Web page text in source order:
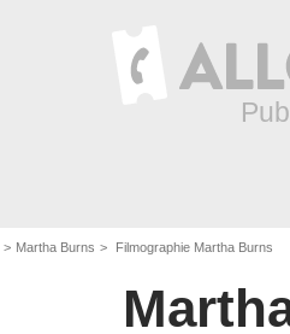
Martha Burns Filmographie Martha Burns